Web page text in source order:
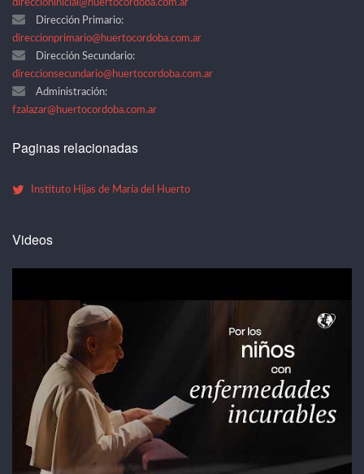
direccioninicial@huertocordoba.com.ar
Dirección Primario:
direccionprimario@huertocordoba.com.ar
Dirección Secundario:
direccionsecundario@huertocordoba.com.ar
Administración:
fzalazar@huertocordoba.com.ar
Paginas relacionadas
Instituto Hijas de María del Huerto
Videos